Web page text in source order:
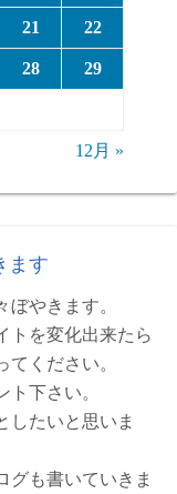
21 22
28 29
12月 »
ます
やきます。
トを変化出来たら
ください。
下さい。
したいと思いま
グも書いていきま